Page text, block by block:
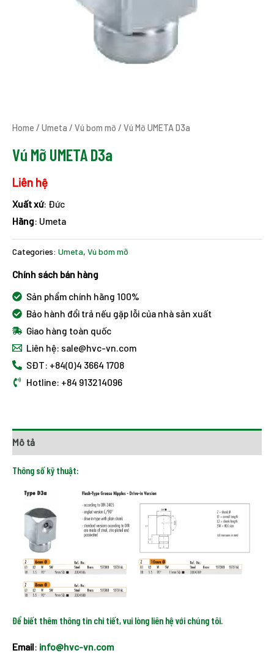
Home / Umeta / Vú bơm mỡ / Vú Mỡ UMETA D3a
Vú Mỡ UMETA D3a
Liên hệ
Xuất xứ: Đức
Hãng: Umeta
Categories: Umeta, Vú bơm mỡ
Chính sách bán hàng
Sản phẩm chính hãng 100%
Bảo hành đổi trả nếu gặp lỗi của nhà sản xuất
Giao hàng toàn quốc
Liên hệ: sale@hvc-vn.com
SĐT: +84(0)4 3664 1708
Hotline: +84 913214096
Mô tả
Thông số kỹ thuật:
Để biết thêm thông tin chi tiết, vui lòng liên hệ với chúng tôi.
Email: info@hvc-vn.com